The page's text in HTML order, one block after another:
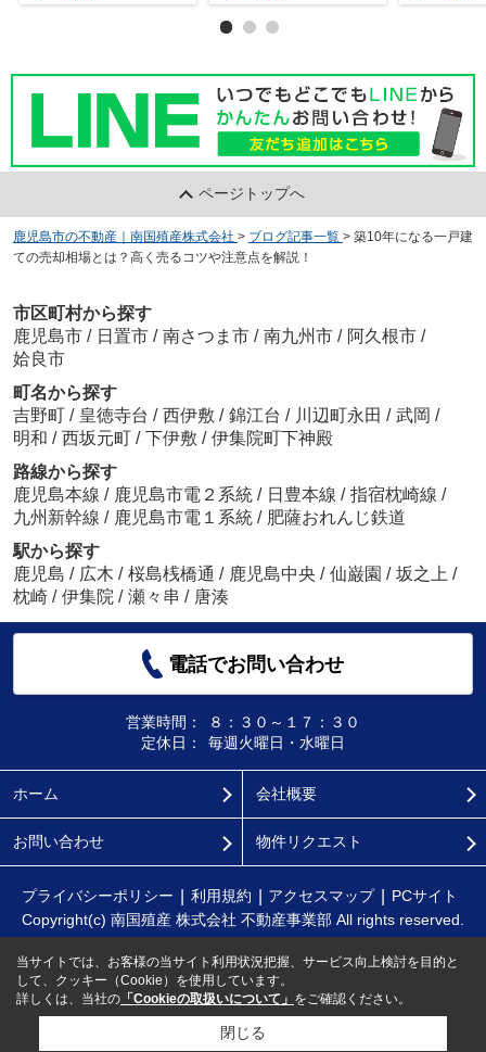
ページトップへ
鹿児島市の不動産｜南国殖産株式会社 > ブログ記事一覧 > 築10年になる一戸建
ての売却相場とは？高く売るコツや注意点を解説！
市区町村から探す
鹿児島市 / 日置市 / 南さつま市 / 南九州市 / 阿久根市 /
姶良市
町名から探す
吉野町 / 皇徳寺台 / 西伊敷 / 錦江台 / 川辺町永田 / 武岡 /
明和 / 西坂元町 / 下伊敷 / 伊集院町下神殿
路線から探す
鹿児島本線 / 鹿児島市電２系統 / 日豊本線 / 指宿枕崎線 /
九州新幹線 / 鹿児島市電１系統 / 肥薩おれんじ鉄道
駅から探す
鹿児島 / 広木 / 桜島桟橋通 / 鹿児島中央 / 仙巌園 / 坂之上 /
枕崎 / 伊集院 / 瀬々串 / 唐湊
電話でお問い合わせ
営業時間：
８：３０～１７：３０
定休日：
毎週火曜日・水曜日
ホーム 会社概要
お問い合わせ 物件リクエスト
プライバシーポリシー 利用規約 アクセスマップ
PCサイト
Copyright(c) 南国殖産 株式会社 不動産事業部 All rights reserved.
当サイトでは、お客様の当サイト利用状況把握、サービス向上検討を目的と
して、クッキー（Cookie）を使用しています。
詳しくは、当社の 「Cookieの取扱いについて」 をご確認ください。
閉じる